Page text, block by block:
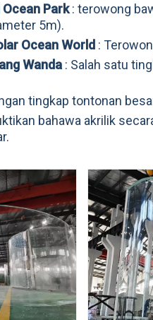
Park: terowong
5m).
Ocean World :
Wanda : Salah satu
tingkap tontonan
bahawa akrilik